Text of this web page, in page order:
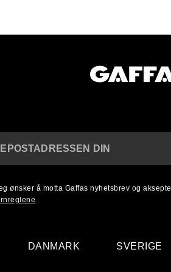
DIN
ønsker å motta Gaffas nyhetsbrev og
DANMARK SVERIGE